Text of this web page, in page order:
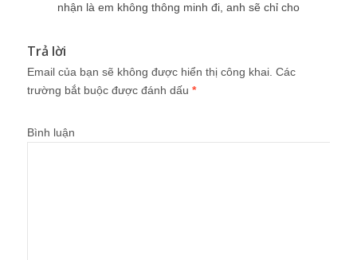
nhận là em không thông minh đi, anh sẽ chỉ cho
Trả lời
Email của bạn sẽ không được hiển thị công khai. Các
trường bắt buộc được đánh dấu *
Bình luận